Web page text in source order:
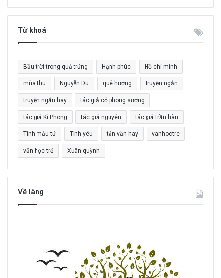
m
k
c
h
o
:
Từ khoá
Bầu trời trong quả trứng Hạnh phúc Hồ chí minh
mùa thu Nguyễn Du quê hương truyện ngắn
truyện ngắn hay tác giả cỏ phong sương
tác giả Kì Phong tác giả nguyên tác giả trần hàn
Tình mẫu tử Tình yêu tản văn hay vanhoctre
văn học trẻ Xuân quỳnh
Về làng